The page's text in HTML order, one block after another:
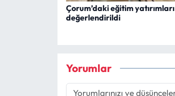
Çorum’daki eğitim yatırımları
değerlendirildi
Yorumlar